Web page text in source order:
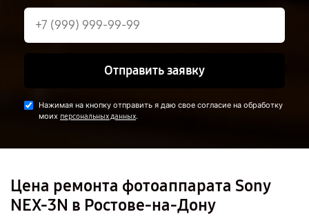
Отправить заявку
Нажимая на кнопку отправить я даю свое согласие на обработку
моих персональных данных.
Цена ремонта фотоаппарата Sony
NEX-3N в Ростове-на-Дону